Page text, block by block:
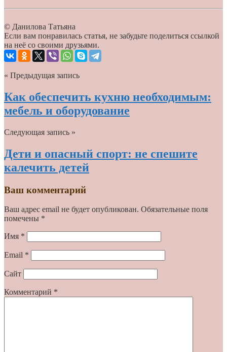
© Данилова Татьяна
Если вам понравилась статья, не забудьте поделиться ссылкой
на неё со своими друзьями.
« Предыдущая запись
Как обеспечить кухню необходимым:
мебель и оборудование
Следующая запись »
Дети и опасный спорт: не спешите
калечить детей
Ваш комментарий
Ваш адрес email не будет опубликован. Обязательные поля
помечены *
Имя *
Email *
Сайт
Комментарий *